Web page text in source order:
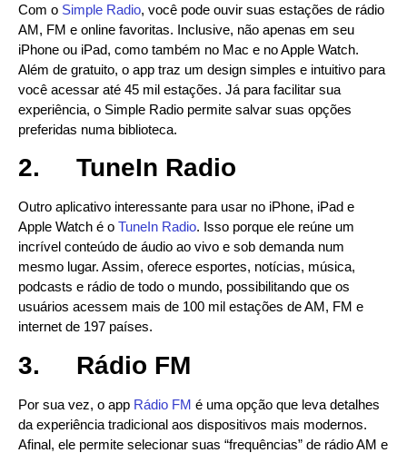
Com o Simple Radio, você pode ouvir suas estações de rádio
AM, FM e online favoritas. Inclusive, não apenas em seu
iPhone ou iPad, como também no Mac e no Apple Watch.
Além de gratuito, o app traz um design simples e intuitivo para
você acessar até 45 mil estações. Já para facilitar sua
experiência, o Simple Radio permite salvar suas opções
preferidas numa biblioteca.
2. TuneIn Radio
Outro aplicativo interessante para usar no iPhone, iPad e
Apple Watch é o TuneIn Radio. Isso porque ele reúne um
incrível conteúdo de áudio ao vivo e sob demanda num
mesmo lugar. Assim, oferece esportes, notícias, música,
podcasts e rádio de todo o mundo, possibilitando que os
usuários acessem mais de 100 mil estações de AM, FM e
internet de 197 países.
3. Rádio FM
Por sua vez, o app Rádio FM é uma opção que leva detalhes
da experiência tradicional aos dispositivos mais modernos.
Afinal, ele permite selecionar suas “frequências” de rádio AM e